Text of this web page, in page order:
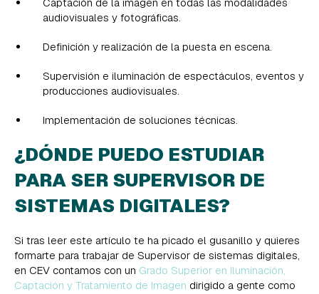
audiovisuales y fotográficas.
Definición y realización de la puesta en escena.
Supervisión e iluminación de espectáculos, eventos y
producciones audiovisuales.
Implementación de soluciones técnicas.
¿DÓNDE PUEDO ESTUDIAR
PARA SER SUPERVISOR DE
SISTEMAS DIGITALES?
Si tras leer este artículo te ha picado el gusanillo y quieres
formarte para trabajar de Supervisor de sistemas digitales,
en CEV contamos con un Grado Superior en Iluminación,
Captación y Tratamiento de Imagen dirigido a gente como